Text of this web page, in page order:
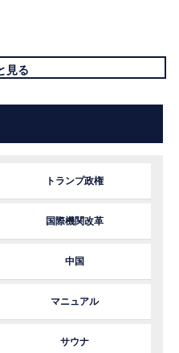
見る
トランプ政権
国際機関改革
中国
マニュアル
サウナ